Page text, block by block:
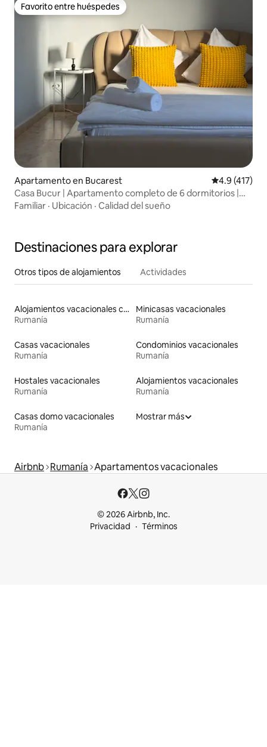
Favorito entre huéspedes
Favorito entre huéspedes
Apartamento en Bucarest Calificación
4.9 (417)
Casa Bucur | Apartamento completo de 6 dormitorios |
Azotea | Casco antiguo
Familiar · Ubicación · Calidad del sueño
Destinaciones para explorar
Otros tipos de alojamientos Actividades
Alojamientos vacacionales con entrada y salida de pistas de esquí
Rumanía
Minicasas vacacionales
Rumanía
Casas vacacionales
Rumanía
Condominios vacacionales
Rumanía
Hostales vacacionales
Rumanía
Alojamientos vacacionales
Rumanía
Casas domo vacacionales
Rumanía
Mostrar más
Airbnb Rumanía Apartamentos vacacionales
© 2026 Airbnb, Inc.
Privacidad
Términos